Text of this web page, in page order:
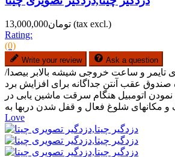
تومان13,000,000 (tax excl.)
Rating:
(0)
Write your review Ask a question
تایمر و ساعت خروجی شیشه بالابر بیصدا/
صندوق عقب آنتن جداگانه برای افزایش برد
اتومبیل هنگام سرقت ماشین یابی در
Love